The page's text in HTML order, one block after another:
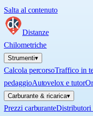
Salta al contenuto
Distanze
Chilometriche
Strumenti▾
Calcola percorsoTraffico in
pedaggioAutovelox e tutor
Carburante & ricarica▾
Prezzi carburanteDistributori